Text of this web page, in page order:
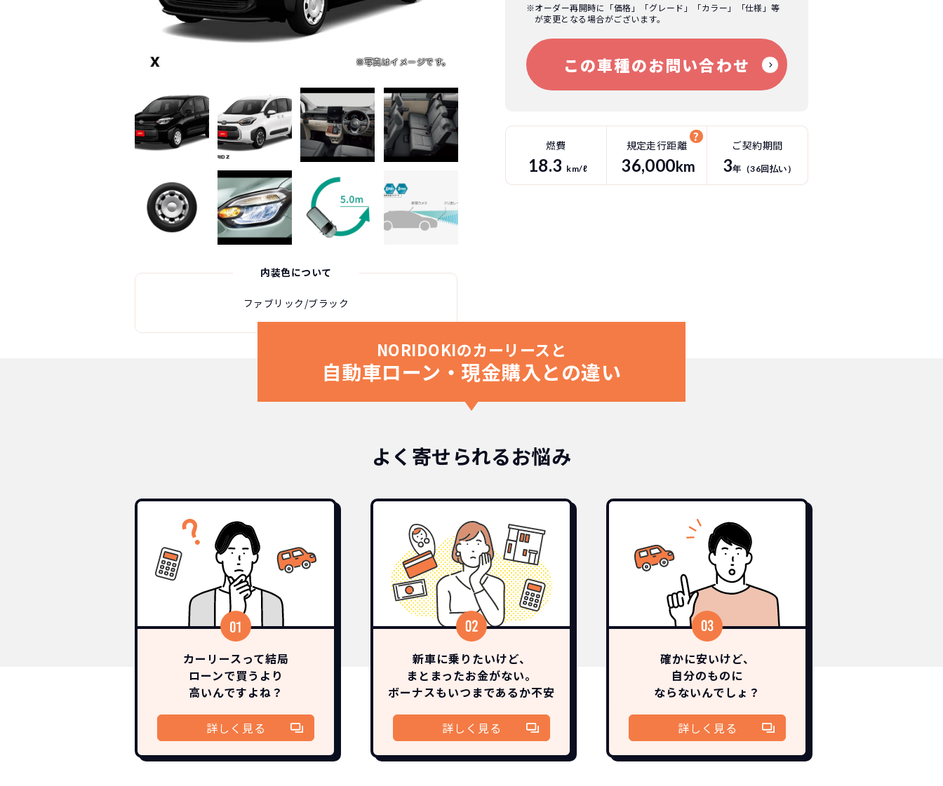
※オーダー再開時に「価格」「グレード」「カラー」「仕様」等
が変更となる場合がございます。
この車種のお問い合わせ
燃費
18.3 km/ℓ
規定走行距離
36,000km
ご契約期間
3年（36回払い）
内装色について
ファブリック/ブラック
NORIDOKIのカーリースと
自動車ローン・現金購入との違い
よく寄せられるお悩み
カーリースって結局
ローンで買うより
高いんですよね？
詳しく見る
新車に乗りたいけど、
まとまったお金がない。
ボーナスもいつまであるか不安
詳しく見る
確かに安いけど、
自分のものに
ならないんでしょ？
詳しく見る